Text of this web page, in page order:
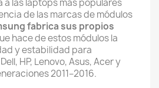
las laptops más populares
de las marcas de módulos
fabrica sus propios
hace de estos módulos la
y estabilidad para
HP, Lenovo, Asus, Acer y
2011–2016.